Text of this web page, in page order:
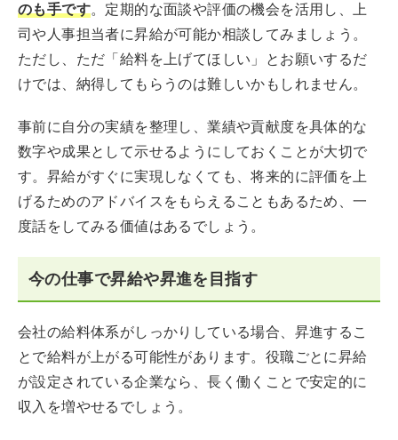
のも手です。定期的な面談や評価の機会を活用し、上
司や人事担当者に昇給が可能か相談してみましょう。
ただし、ただ「給料を上げてほしい」とお願いするだ
けでは、納得してもらうのは難しいかもしれません。
事前に自分の実績を整理し、業績や貢献度を具体的な
数字や成果として示せるようにしておくことが大切で
す。昇給がすぐに実現しなくても、将来的に評価を上
げるためのアドバイスをもらえることもあるため、一
度話をしてみる価値はあるでしょう。
今の仕事で昇給や昇進を目指す
会社の給料体系がしっかりしている場合、昇進するこ
とで給料が上がる可能性があります。役職ごとに昇給
が設定されている企業なら、長く働くことで安定的に
収入を増やせるでしょう。